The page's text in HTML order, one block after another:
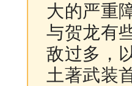
大的严重
与贺龙有
敌过多，
土著武装